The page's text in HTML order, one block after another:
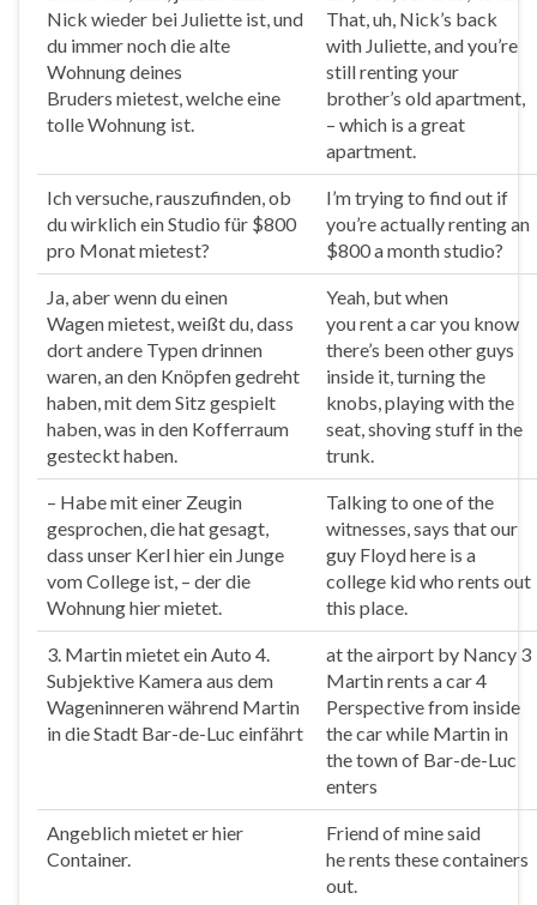
Nick wieder bei Juliette ist, und
du immer noch die alte
Wohnung deines
Bruders mietest, welche eine
tolle Wohnung ist.
That, uh, Nick’s back
with Juliette, and you’re
stillrenting your
brother’s old apartment,
– which is a great
apartment.
Ich versuche, rauszufinden, ob
du wirklich ein Studio für $800
pro Monatmietest?
I’m trying to find out if
you’re actuallyrenting an
$800 a month studio?
Ja, aber wenn du einen
Wagenmietest, weißt du, dass
dort andere Typen drinnen
waren, an den Knöpfen gedreht
haben, mit dem Sitz gespielt
haben, was in den Kofferraum
gesteckt haben.
Yeah, but when
yourenta car you know
there’s been other guys
inside it, turning the
knobs, playing with the
seat, shoving stuff in the
trunk.
– Habe mit einer Zeugin
gesprochen, die hat gesagt,
dass unser Kerl hier ein Junge
vom College ist, – der die
Wohnung hiermietet.
Talking to one of the
witnesses, says that our
guy Floyd here is a
college kid who rents out
this place.
3. Martinmietetein Auto 4.
Subjektive Kamera aus dem
Wageninneren während Martin
in die Stadt Bar-de-Luc einfährt
at the airport by Nancy 3
Martinrents a car 4
Perspective from inside
the car while Martin in
the town of Bar-de-Luc
enters
Angeblichmieteter hier
Container.
Friend of mine said
herents these containers
out.